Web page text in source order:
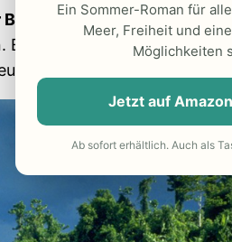
unterwegs, sind aber
Erreichbar war das
Pisten mitten im
Ein Sommer-Roman für
Meer, Freiheit und
Möglichkeiten
Jetzt auf
Ab sofort erhältlich. Auch als